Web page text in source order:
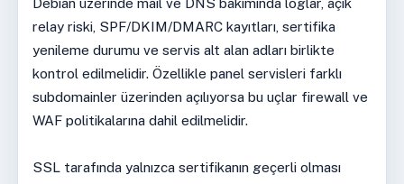
relay riski, SPF/DKIM/DMARC kayıtları, sertifika
yenileme durumu ve servis alt alan adları birlikte
kontrol edilmelidir. Özellikle panel servisleri farklı
subdomainler üzerinden açılıyorsa bu uçlar firewall ve
WAF politikalarına dahil edilmelidir.
SSL tarafında yalnızca sertifikanın geçerli olması